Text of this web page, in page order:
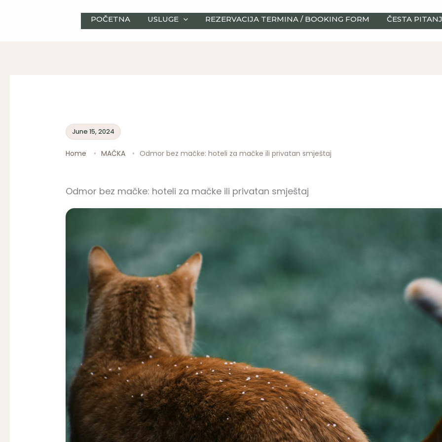
POČETNA USLUGE REZERVACIJA TERMINA / BOOKING FORM ČESTA
June 15, 2024
Home MAČKA Odmor bez mačke: hoteli za mačke ili privatan smještaj
Odmor bez mačke: hoteli za mačke ili privatan smještaj